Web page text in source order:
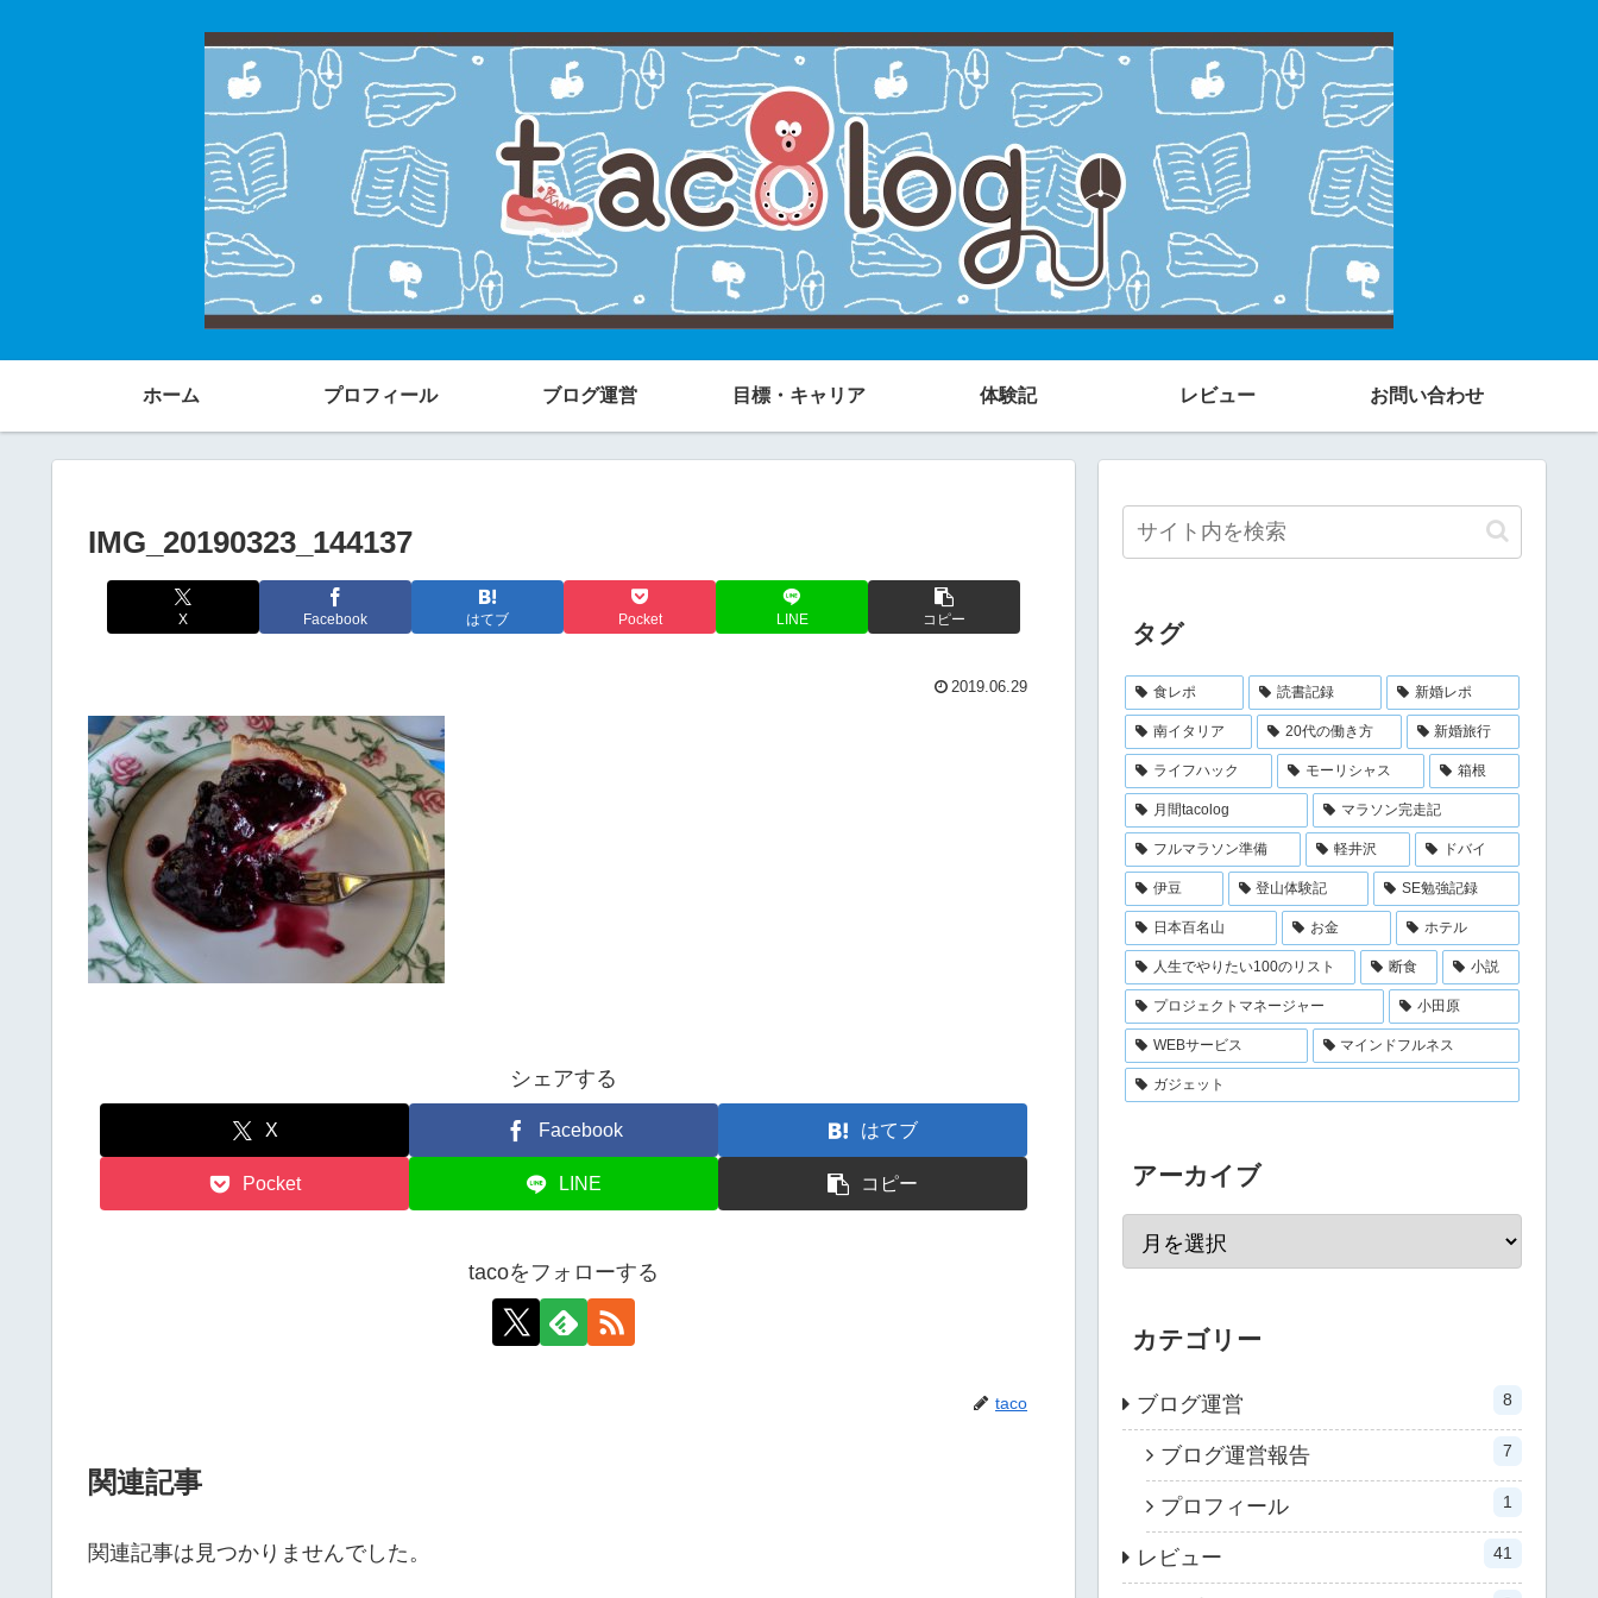
ホーム プロフィール ブログ運営 目標・キャリア 体験記 レビュー お問い合わせ
IMG_20190323_144137
X Facebook はてブ Pocket LINE コピー
2019.06.29
シェアする
X Facebook はてブ
Pocket LINE コピー
tacoをフォローする
taco
関連記事
関連記事は見つかりませんでした。
タグ
食レポ 読書記録 新婚レポ
南イタリア 20代の働き方 新婚旅行
ライフハック モーリシャス 箱根
月間tacolog マラソン完走記
フルマラソン準備 軽井沢 ドバイ
伊豆 登山体験記 SE勉強記録
日本百名山 お金 ホテル
人生でやりたい100のリスト 断食 小説
プロジェクトマネージャー 小田原
WEBサービス マインドフルネス
ガジェット
アーカイブ
カテゴリー
ブログ運営 8
ブログ運営報告 7
プロフィール 1
レビュー 41